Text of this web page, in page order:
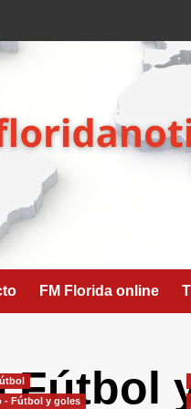
FM Florida online
Fútbol
- Fútbol y goles